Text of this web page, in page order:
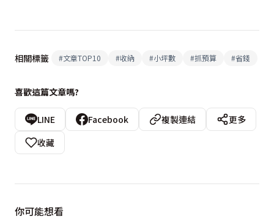
相關標籤 #文章TOP10 #收納 #小坪數 #抓預算 #省錢
喜歡這篇文章嗎?
LINE Facebook 複製連結
更多
收藏
你可能想看